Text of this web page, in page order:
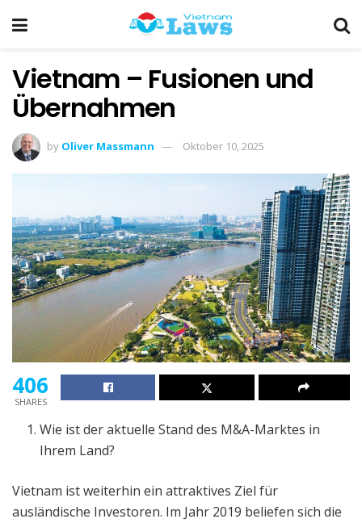
Vietnam – Fusionen und
Übernahmen
by Oliver Massmann Oktober 10, 2025
406
SHARES
Wie ist der aktuelle Stand des M&A-Marktes in
Ihrem Land?
Vietnam ist weiterhin ein attraktives Ziel für
ausländische Investoren. Im Jahr 2019 beliefen sich die